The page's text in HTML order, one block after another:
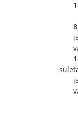
ja
ja